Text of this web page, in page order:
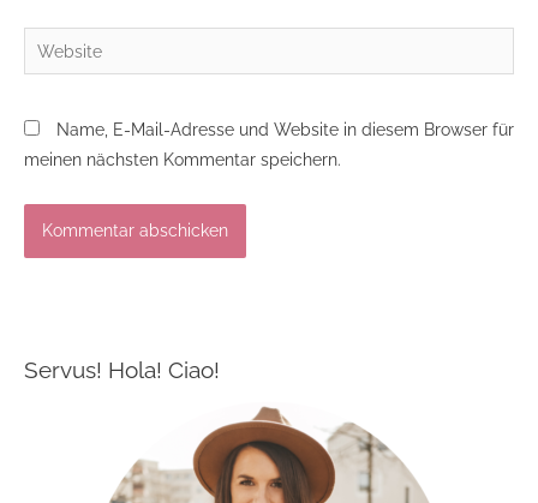
Website
Name, E-Mail-Adresse und Website in diesem Browser für
meinen nächsten Kommentar speichern.
Servus! Hola! Ciao!